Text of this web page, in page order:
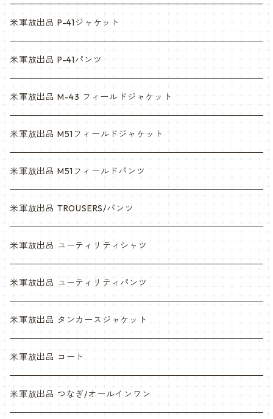
ACU
マルチカム
3c
6c
デザート
デザートマーパット
ABU
NWU
ウッドランド
ACU
マルチカム
3c
6c
デザート
デザートマーパット
ABU
NWU
米軍放出品 P-41ジャケット
米軍放出品 P-41パンツ
米軍放出品 M-43 フィールドジャケット
米軍放出品 M51フィールドジャケット
米軍放出品 M51フィールドパンツ
米軍放出品 TROUSERS/パンツ
米軍放出品 ユーティリティシャツ
米軍放出品 ユーティリティパンツ
米軍放出品 タンカースジャケット
米軍放出品 コート
米軍放出品 つなぎ/オールインワン